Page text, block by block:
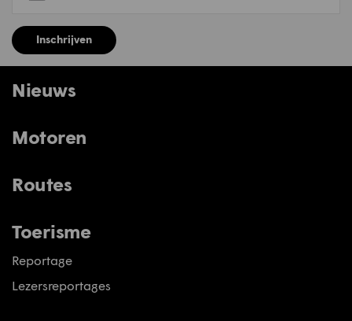
Inschrijven
Nieuws
Motoren
Routes
Toerisme
Reportage
Lezersreportages